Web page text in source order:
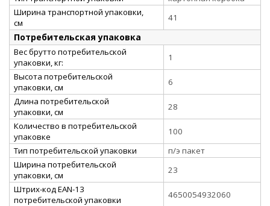
Ширина транспортной упаковки,
см
41
Потребительская упаковка
Вес брутто потребительской
упаковки, кг:
1
Высота потребительской
упаковки, см
6
Длина потребительской
упаковки, см
28
Количество в потребительской
упаковке
100
Тип потребительской упаковки
п/э пакет
Ширина потребительской
упаковки, см
23
Штрих-код EAN-13
потребительской упаковки
4650054932060